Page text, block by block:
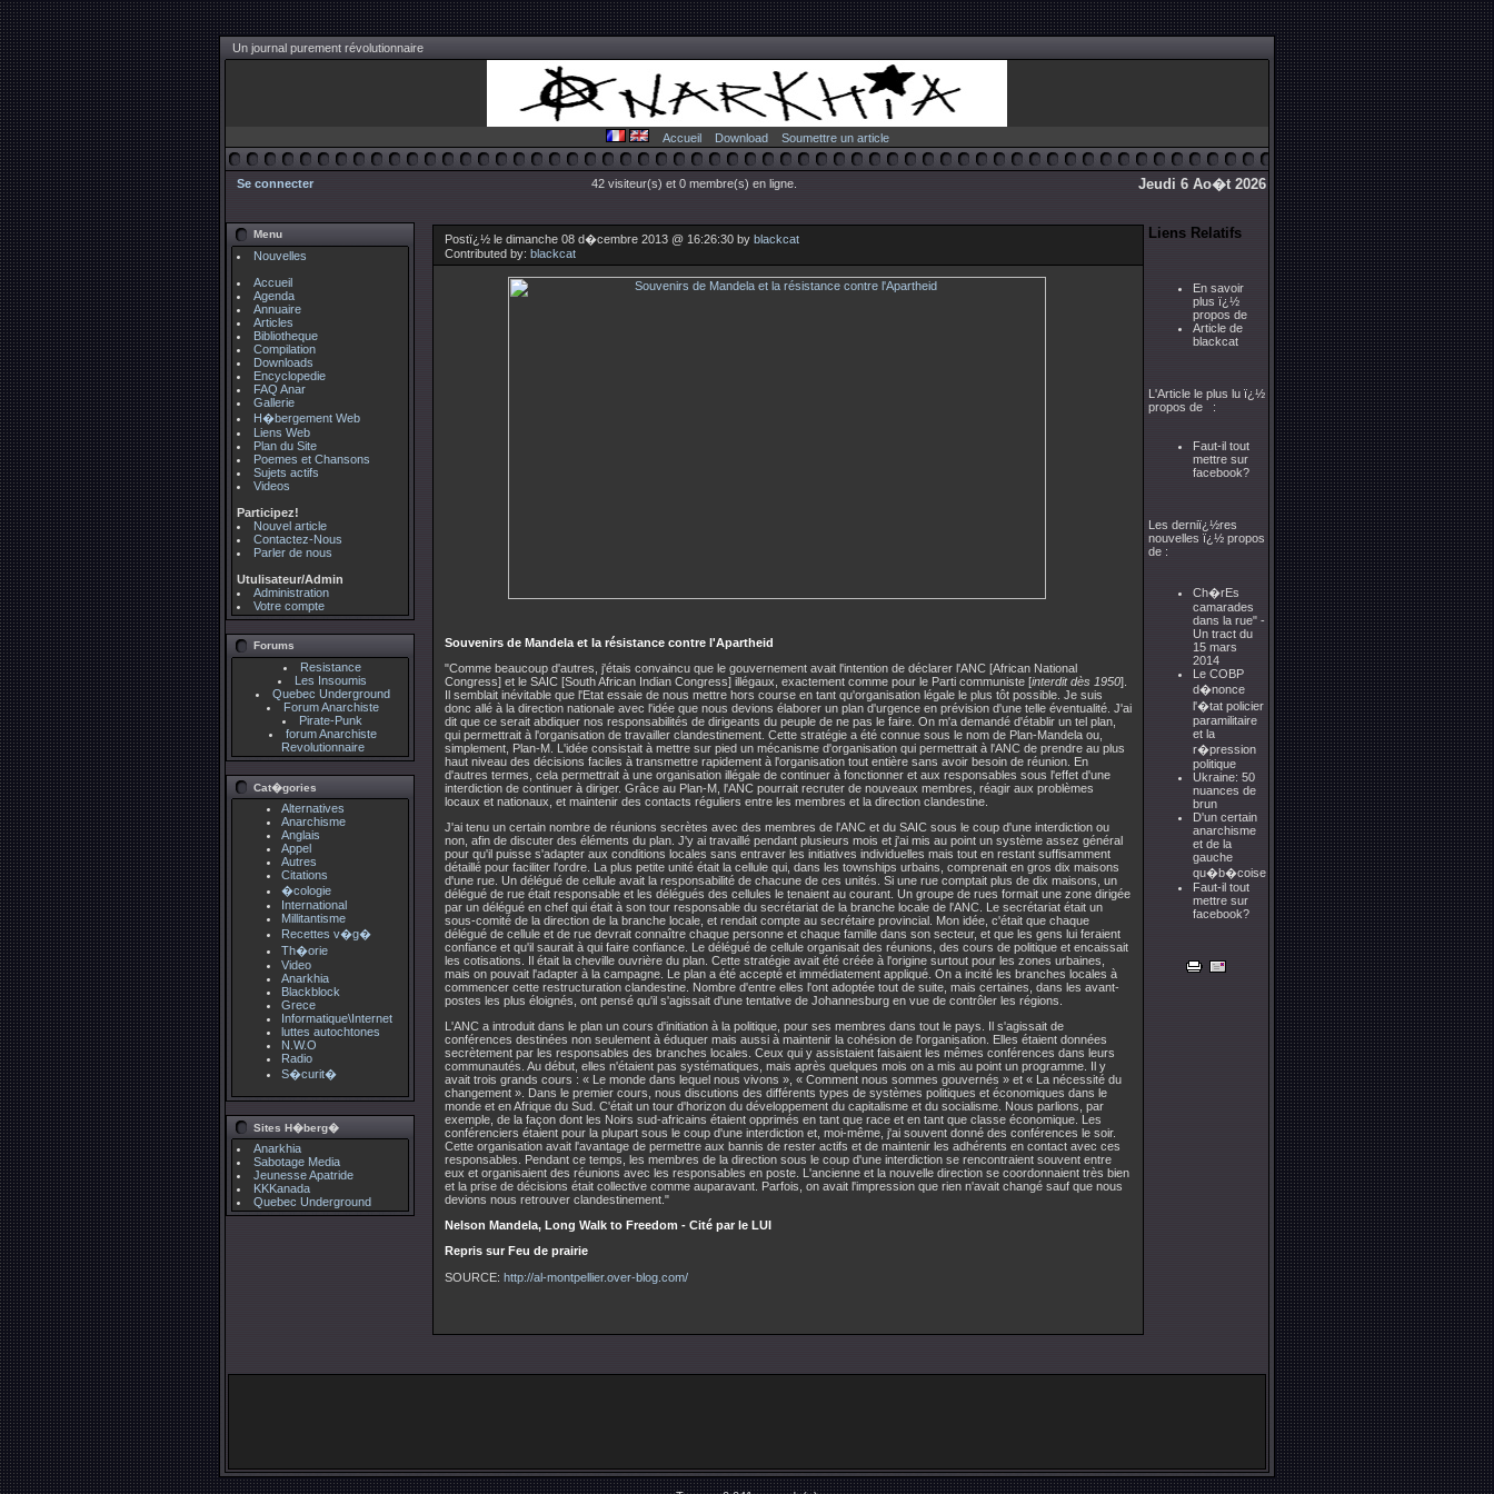
Un journal purement révolutionnaire
Accueil Download Soumettre un article
Se connecter 42 visiteur(s) et 0 membre(s) en ligne. Jeudi 6 Ao�t 2026
Menu
Nouvelles
Accueil
Agenda
Annuaire
Articles
Bibliotheque
Compilation
Downloads
Encyclopedie
FAQ Anar
Gallerie
H�bergement Web
Liens Web
Plan du Site
Poemes et Chansons
Sujets actifs
Videos
Participez!
Nouvel article
Contactez-Nous
Parler de nous
Utulisateur/Admin
Administration
Votre compte
Forums
Resistance
Les Insoumis
Quebec Underground
Forum Anarchiste
Pirate-Punk
forum Anarchiste
Revolutionnaire
Cat�gories
Alternatives
Anarchisme
Anglais
Appel
Autres
Citations
�cologie
International
Millitantisme
Recettes v�g�
Th�orie
Video
Anarkhia
Blackblock
Grece
Informatique\Internet
luttes autochtones
N.W.O
Radio
S�curit�
Sites H�berg�
Anarkhia
Sabotage Media
Jeunesse Apatride
KKKanada
Quebec Underground
Postï¿½ le dimanche 08 d�cembre 2013 @ 16:26:30 by blackcat
Contributed by: blackcat
Souvenirs de Mandela et la résistance contre l'Apartheid
"Comme beaucoup d'autres, j'étais convaincu que le gouvernement avait l'intention de déclarer l'ANC [African National
Congress] et le SAIC [South African Indian Congress] illégaux, exactement comme pour le Parti communiste [interdit dès 1950].
Il semblait inévitable que l'Etat essaie de nous mettre hors course en tant qu'organisation légale le plus tôt possible. Je suis
donc allé à la direction nationale avec l'idée que nous devions élaborer un plan d'urgence en prévision d'une telle éventualité. J'ai
dit que ce serait abdiquer nos responsabilités de dirigeants du peuple de ne pas le faire. On m'a demandé d'établir un tel plan,
qui permettrait à l'organisation de travailler clandestinement. Cette stratégie a été connue sous le nom de Plan-Mandela ou,
simplement, Plan-M. L'idée consistait à mettre sur pied un mécanisme d'organisation qui permettrait à l'ANC de prendre au plus
haut niveau des décisions faciles à transmettre rapidement à l'organisation tout entière sans avoir besoin de réunion. En
d'autres termes, cela permettrait à une organisation illégale de continuer à fonctionner et aux responsables sous l'effet d'une
interdiction de continuer à diriger. Grâce au Plan-M, l'ANC pourrait recruter de nouveaux membres, réagir aux problèmes
locaux et nationaux, et maintenir des contacts réguliers entre les membres et la direction clandestine.
J'ai tenu un certain nombre de réunions secrètes avec des membres de l'ANC et du SAIC sous le coup d'une interdiction ou
non, afin de discuter des éléments du plan. J'y ai travaillé pendant plusieurs mois et j'ai mis au point un système assez général
pour qu'il puisse s'adapter aux conditions locales sans entraver les initiatives individuelles mais tout en restant suffisamment
détaillé pour faciliter l'ordre. La plus petite unité était la cellule qui, dans les townships urbains, comprenait en gros dix maisons
d'une rue. Un délégué de cellule avait la responsabilité de chacune de ces unités. Si une rue comptait plus de dix maisons, un
délégué de rue était responsable et les délégués des cellules le tenaient au courant. Un groupe de rues formait une zone dirigée
par un délégué en chef qui était à son tour responsable du secrétariat de la branche locale de l'ANC. Le secrétariat était un
sous-comité de la direction de la branche locale, et rendait compte au secrétaire provincial. Mon idée, c'était que chaque
délégué de cellule et de rue devrait connaître chaque personne et chaque famille dans son secteur, et que les gens lui feraient
confiance et qu'il saurait à qui faire confiance. Le délégué de cellule organisait des réunions, des cours de politique et encaissait
les cotisations. Il était la cheville ouvrière du plan. Cette stratégie avait été créée à l'origine surtout pour les zones urbaines,
mais on pouvait l'adapter à la campagne. Le plan a été accepté et immédiatement appliqué. On a incité les branches locales à
commencer cette restructuration clandestine. Nombre d'entre elles l'ont adoptée tout de suite, mais certaines, dans les avant-
postes les plus éloignés, ont pensé qu'il s'agissait d'une tentative de Johannesburg en vue de contrôler les régions.
L'ANC a introduit dans le plan un cours d'initiation à la politique, pour ses membres dans tout le pays. Il s'agissait de
conférences destinées non seulement à éduquer mais aussi à maintenir la cohésion de l'organisation. Elles étaient données
secrètement par les responsables des branches locales. Ceux qui y assistaient faisaient les mêmes conférences dans leurs
communautés. Au début, elles n'étaient pas systématiques, mais après quelques mois on a mis au point un programme. Il y
avait trois grands cours : « Le monde dans lequel nous vivons », « Comment nous sommes gouvernés » et « La nécessité du
changement ». Dans le premier cours, nous discutions des différents types de systèmes politiques et économiques dans le
monde et en Afrique du Sud. C'était un tour d'horizon du développement du capitalisme et du socialisme. Nous parlions, par
exemple, de la façon dont les Noirs sud-africains étaient opprimés en tant que race et en tant que classe économique. Les
conférenciers étaient pour la plupart sous le coup d'une interdiction et, moi-même, j'ai souvent donné des conférences le soir.
Cette organisation avait l'avantage de permettre aux bannis de rester actifs et de maintenir les adhérents en contact avec ces
responsables. Pendant ce temps, les membres de la direction sous le coup d'une interdiction se rencontraient souvent entre
eux et organisaient des réunions avec les responsables en poste. L'ancienne et la nouvelle direction se coordonnaient très bien
et la prise de décisions était collective comme auparavant. Parfois, on avait l'impression que rien n'avait changé sauf que nous
devions nous retrouver clandestinement."
Nelson Mandela, Long Walk to Freedom - Cité par le LUI
Repris sur Feu de prairie
SOURCE: http://al-montpellier.over-blog.com/
Liens Relatifs
En savoir
plus ï¿½
propos de
Article de
blackcat
L'Article le plus lu ï¿½
propos de :
Faut-il tout
mettre sur
facebook?
Les derniï¿½res
nouvelles ï¿½ propos
de :
Ch�rEs
camarades
dans la rue" -
Un tract du
15 mars
2014
Le COBP
d�nonce
l'�tat policier
paramilitaire
et la
r�pression
politique
Ukraine: 50
nuances de
brun
D'un certain
anarchisme
et de la
gauche
qu�b�coise
Faut-il tout
mettre sur
facebook?